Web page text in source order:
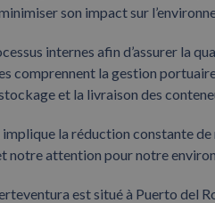
son impact sur
internes afin d’assurer la
comprennent la gestion
et la livraison des
la réduction constante
notre attention pour notre
est situé à Puerto del